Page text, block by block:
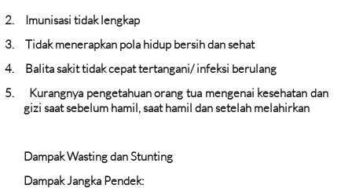
2.
Imunisasi tidak lengkap
3.
Tidak menerapkan pola hidup bersih dan sehat
4.
Balita sakit tidak cepat tertangani/ infeksi berulang
5.
Kurangnya pengetahuan orang tua mengenai kesehatan dan
gizi saat sebelum hamil, saat hamil dan setelah melahirkan
Dampak Wasting dan Stunting
Dampak Jangka Pendek: